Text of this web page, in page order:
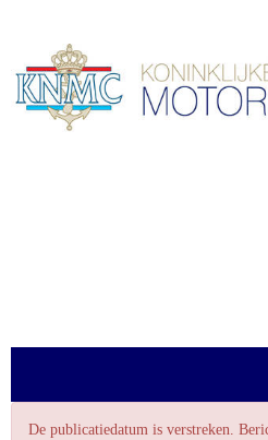
De publicatiedatum is verstreken.